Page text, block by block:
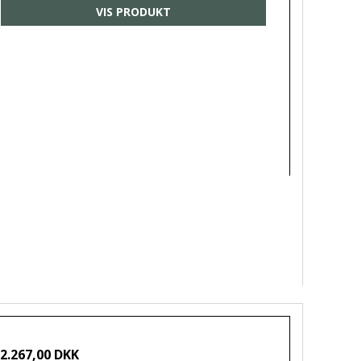
VIS PRODUKT
2.267,00 DKK